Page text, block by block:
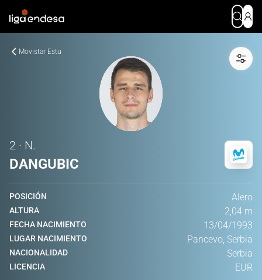
Movistar Estu
2 · N.
DANGUBIC
POSICIÓN Alero
ALTURA 2,04 m
FECHA NACIMIENTO 13/04/1993
LUGAR NACIMIENTO Pancevo, Serbia
NACIONALIDAD Serbia
LICENCIA EUR